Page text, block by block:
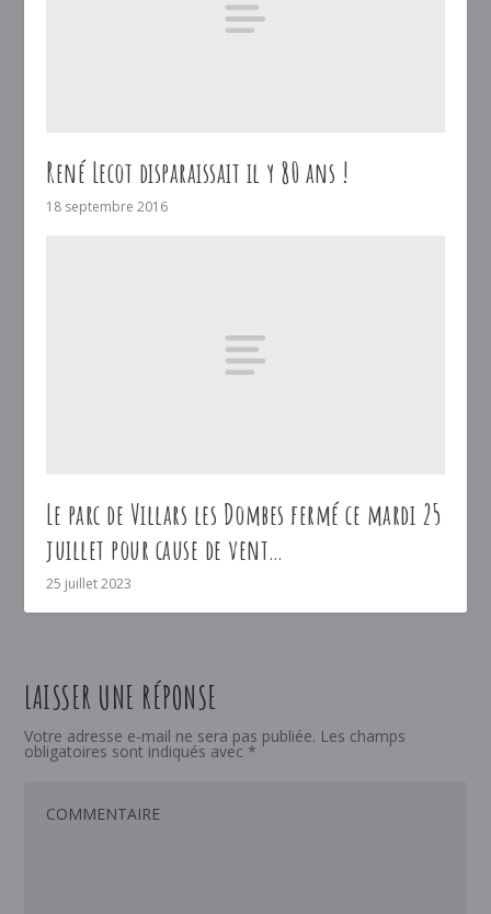
René Lecot disparaissait il y 80 ans !
18 septembre 2016
Le parc de Villars les Dombes fermé ce mardi 25
juillet pour cause de vent…
25 juillet 2023
LAISSER UNE RÉPONSE
Votre adresse e-mail ne sera pas publiée. Les champs
obligatoires sont indiqués avec *